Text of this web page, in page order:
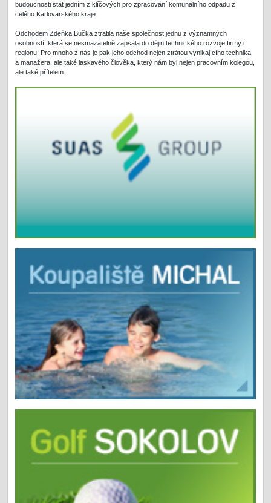
budoucnosti stát jedním z klíčových pro zpracování komunálního odpadu z
celého Karlovarského kraje.
Odchodem Zdeňka Bučka ztratila naše společnost jednu z významných
osobností, která se nesmazatelně zapsala do dějin technického rozvoje firmy i
regionu. Pro mnoho z nás je pak jeho odchod nejen ztrátou vynikajícího technika
a manažera, ale také laskavého člověka, který nám byl nejen pracovním kolegou,
ale také přítelem.